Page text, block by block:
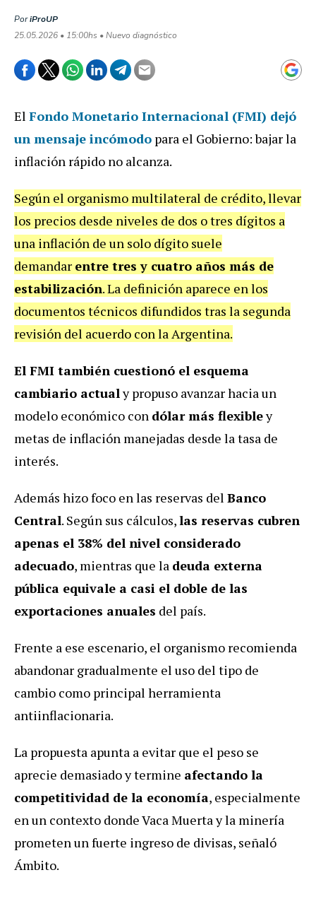
PoriProUP
25.05.2026 • 15:00hs • Nuevo diagnóstico
El Fondo Monetario Internacional (FMI) dejó
un mensaje incómodo para el Gobierno: bajar la
inflación rápido no alcanza.
Según el organismo multilateral de crédito, llevar
los precios desde niveles de dos o tres dígitos a
una inflación de un solo dígito suele
demandar entre tres y cuatro años más de
estabilización. La definición aparece en los
documentos técnicos difundidos tras la segunda
revisión del acuerdo con la Argentina.
El FMI también cuestionó el esquema
cambiario actualy propuso avanzar hacia un
modelo económico con dólar más flexibley
metas de inflación manejadas desde la tasa de
interés.
Además hizo foco en las reservas del Banco
Central. Según sus cálculos,las reservas cubren
apenas el 38% del nivel considerado
adecuado, mientras que la deuda externa
pública equivale a casi el doble de las
exportaciones anuales del país.
Frente a ese escenario, el organismo recomienda
abandonar gradualmente el uso del tipo de
cambio como principal herramienta
antiinflacionaria.
La propuesta apunta a evitar que el peso se
aprecie demasiado y termine afectando la
competitividad de la economía, especialmente
en un contexto donde Vaca Muerta y la minería
prometen un fuerte ingreso de divisas, señaló
Ámbito.